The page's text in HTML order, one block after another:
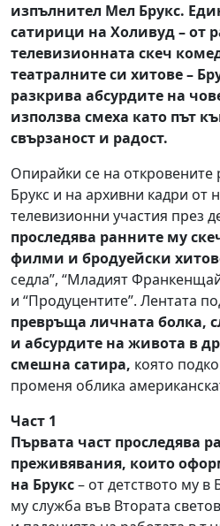
изпълнител Мел Брукс.
сатирици на Холивуд – от
телевизионната скеч
театралните си хитове –
разкрива абсурдите на
използва смеха като път
свързаност и радост.
Опирайки се на откровените
Брукс и на архивни кадри от
телевизионни участия през
проследява ранните му
филми и бродуейски
седла”, “Младият
и “Продуцентите”. Лентата
превръща личната болка,
и абсурдите на живота в
смешна сатира, която
променя облика
Част 1
Първата част проследява
преживявания, които
на Брукс– от детството му в
му служба във Втората